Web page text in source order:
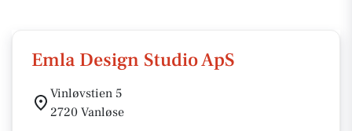
Emla Design Studio ApS
Vinløvstien 5
2720 Vanløse